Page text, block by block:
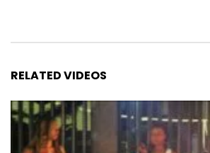
RELATED VIDEOS